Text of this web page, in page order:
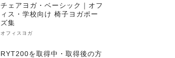
チェアヨガ・ベーシック｜オフ
ィス・学校向け 椅子ヨガポー
ズ集
オフィスヨガ
RYT200を取得中・取得後の方